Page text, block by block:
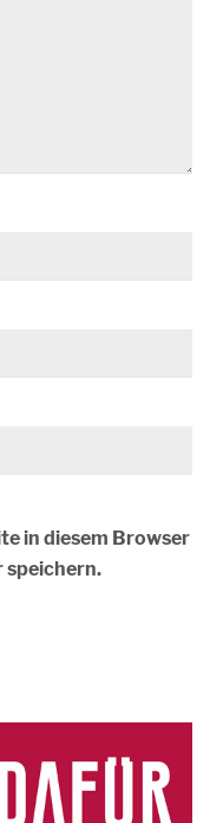
in diesem Browser
speichern.